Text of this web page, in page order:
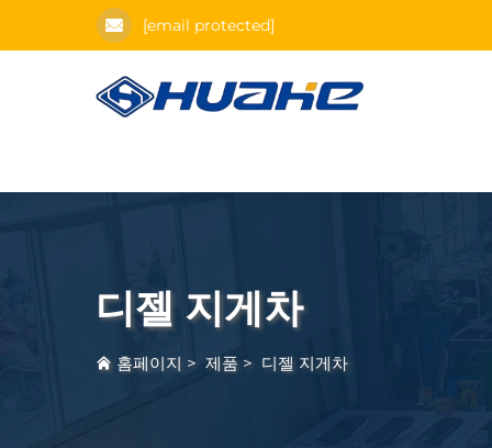
[email protected]
디젤 지게차
홈페이지 > 제품 > 디젤 지게차